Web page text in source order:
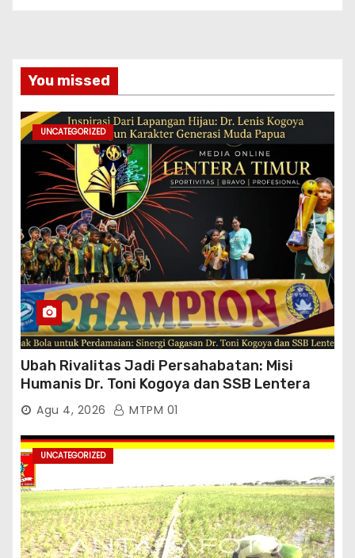
You missed
UNCATEGORIZED
Ubah Rivalitas Jadi Persahabatan: Misi
Humanis Dr. Toni Kogoya dan SSB Lentera
TimurAgu 4, 2026 MTPM 01
UNCATEGORIZED